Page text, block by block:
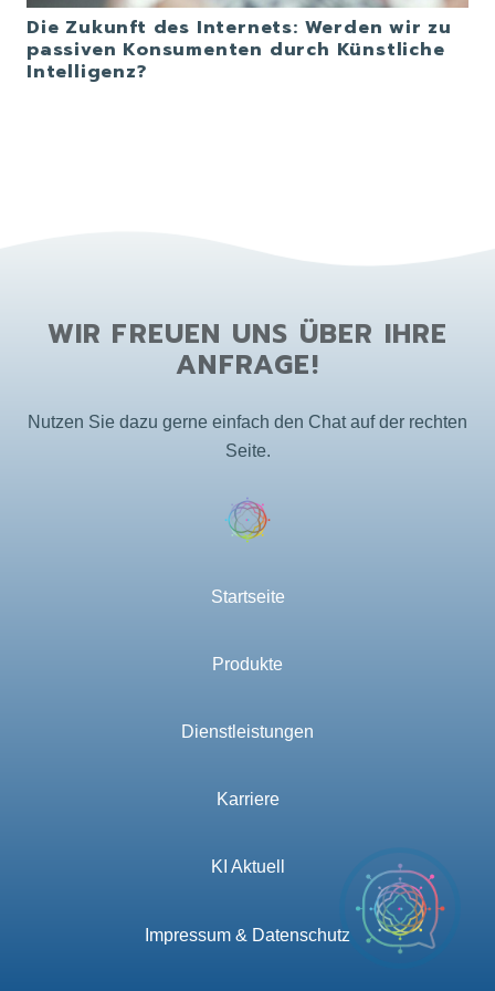
Die Zukunft des Internets: Werden wir zu
passiven Konsumenten durch Künstliche
Intelligenz?
WIR FREUEN UNS ÜBER IHRE
ANFRAGE!
Nutzen Sie dazu gerne einfach den Chat auf der rechten
Seite.
Startseite
Produkte
Dienstleistungen
Karriere
KI Aktuell
Impressum & Datenschutz